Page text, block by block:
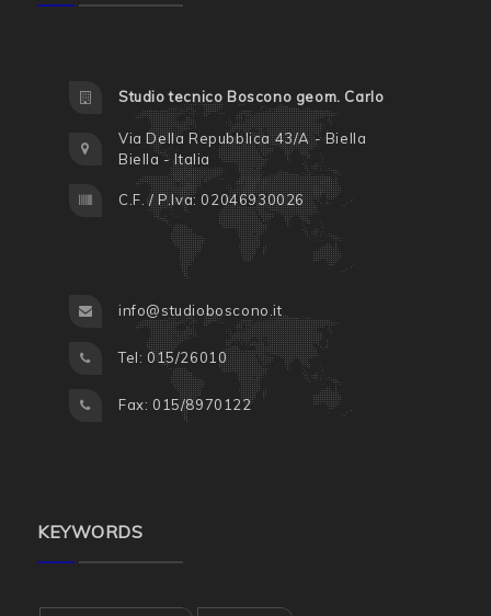
Studio tecnico Boscono geom. Carlo
Via Della Repubblica 43/A - Biella
Biella - Italia
C.F. / P.Iva: 02046930026
info@studioboscono.it
Tel: 015/26010
Fax: 015/8970122
KEYWORDS